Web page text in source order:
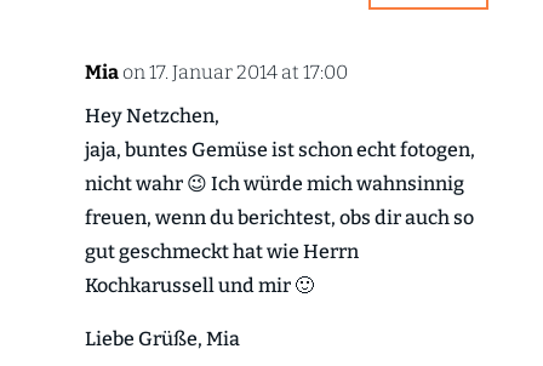
Mia on 17. Januar 2014 at 17:00
Hey Netzchen,
jaja, buntes Gemüse ist schon echt fotogen,
nicht wahr 😉 Ich würde mich wahnsinnig
freuen, wenn du berichtest, obs dir auch so
gut geschmeckt hat wie Herrn
Kochkarussell und mir 🙂
Liebe Grüße, Mia